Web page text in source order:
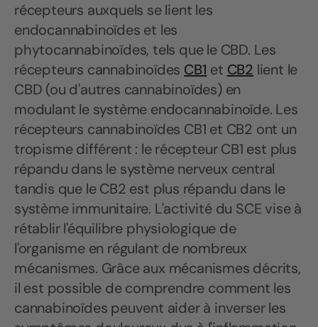
récepteurs auxquels se lient les
endocannabinoïdes et les
phytocannabinoïdes, tels que le CBD. Les
récepteurs cannabinoïdes CB1 et CB2 lient le
CBD (ou d'autres cannabinoïdes) en
modulant le système endocannabinoïde. Les
récepteurs cannabinoïdes CB1 et CB2 ont un
tropisme différent : le récepteur CB1 est plus
répandu dans le système nerveux central
tandis que le CB2 est plus répandu dans le
système immunitaire. L'activité du SCE vise à
rétablir l'équilibre physiologique de
l'organisme en régulant de nombreux
mécanismes. Grâce aux mécanismes décrits,
il est possible de comprendre comment les
cannabinoïdes peuvent aider à inverser les